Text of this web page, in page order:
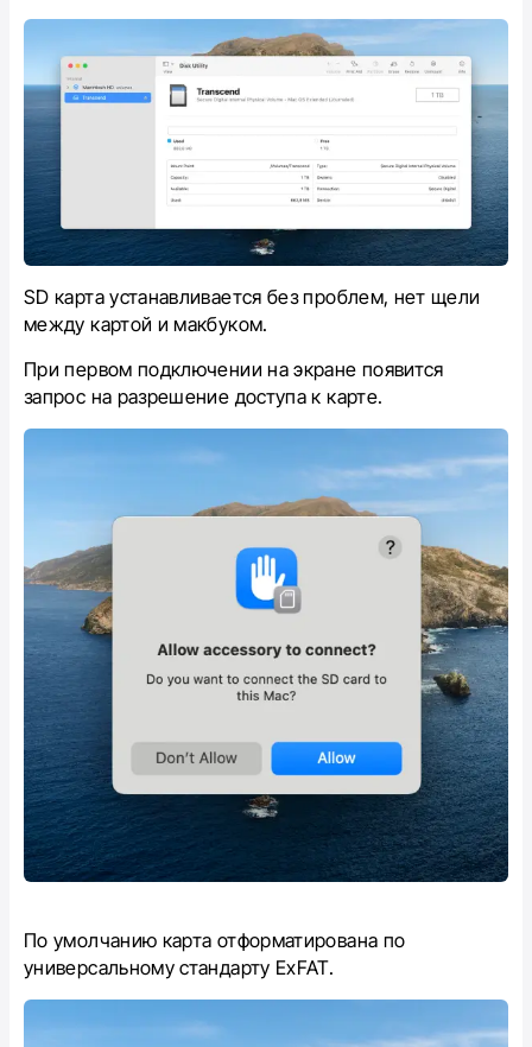
SD карта устанавливается без проблем, нет щели
между картой и макбуком.
При первом подключении на экране появится
запрос на разрешение доступа к карте.
По умолчанию карта отформатирована по
универсальному стандарту ExFAT.